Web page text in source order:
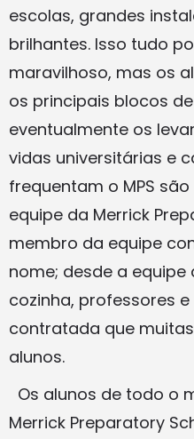
escolas, grandes
brilhantes. Isso tudo
maravilhoso, mas os
os principais blocos
eventualmente os
vidas universitárias e
frequentam o MPS
equipe da Merrick
membro da equipe
nome; desde a equipe
cozinha, professores
contratada que
alunos.
Os alunos de todo o
Merrick Preparatory